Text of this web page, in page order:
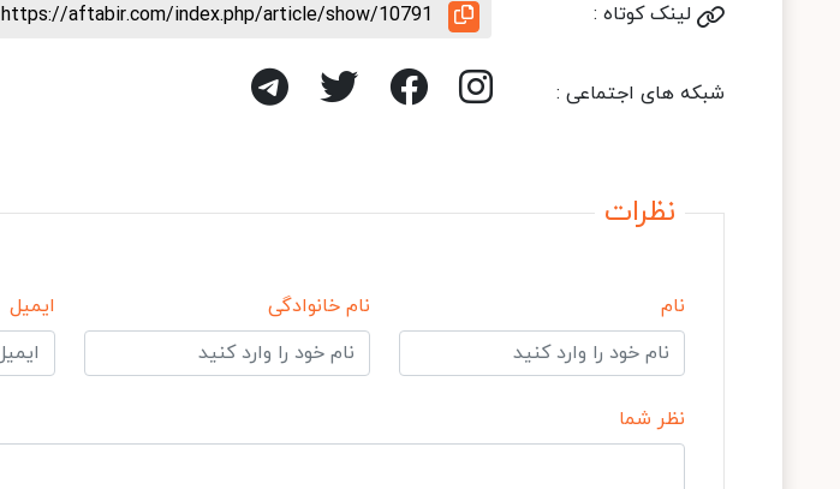
لینک کوتاه : https://aftabir.com/index.php/article/show/10791
شبکه های اجتماعی :
نظرات
نام نام خانوادگی ایمیل
نظر شما